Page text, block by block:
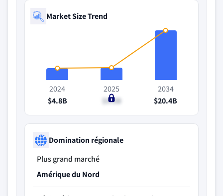
Market Size Trend
2024
$4.8B
2025
$5.2B
2034
$20.4B
Domination régionale
Plus grand marché
Amérique du Nord